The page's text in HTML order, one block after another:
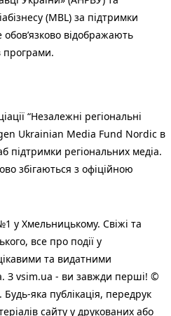
(MBL) за підтримки
обов’язково відображають
програми.
“Незалежні регіональні
Ukrainian Media Fund Nordic в
підтримки регіональних медіа.
збігаються з офіційною
у Хмельницькому. Свіжі та
все про події у
та видатними
З vsim.ua - ви завжди перші! ©
яка публiкацiя, передрук
сайту у друкованих або